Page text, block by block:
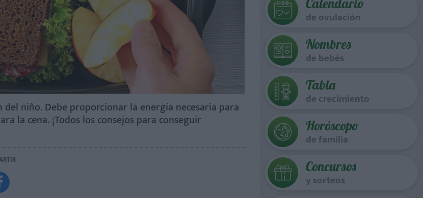
niño. Debe proporcionar la energía necesaria para
la cena. ¡Todos los consejos para conseguir
de ovulación
Nombres
de bebés
Tabla
de crecimiento
Horóscopo
de familia
Concursos
y sorteos